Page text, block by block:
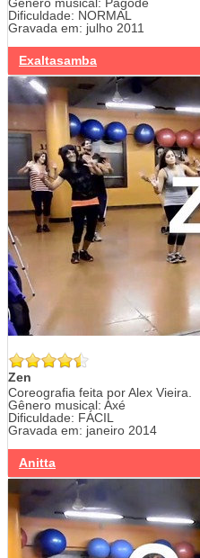
Dificuldade: NORMAL
Gravada em: julho 2011
Exaltasamba
Zen
Coreografia feita por Alex Vieira.
Gênero musical: Axé
Dificuldade: FÁCIL
Gravada em: janeiro 2014
Anitta